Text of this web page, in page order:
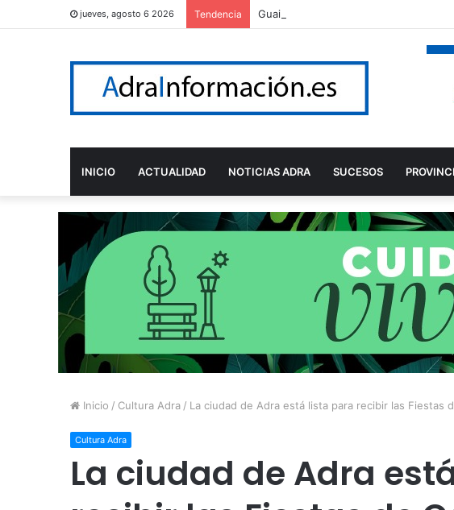
jueves, agosto 6 2026 Tendencia Guainos celebra sus fiestas
INICIO ACTUALIDAD NOTICIAS ADRA SUCESOS
Inicio / Cultura Adra / La ciudad de Adra está lista para recibir las Fiestas
Cultura Adra
La ciudad de Adra